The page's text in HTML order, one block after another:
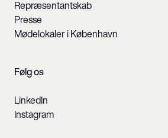
Repræsentantskab
Presse
Mødelokaler i København
Følg os
LinkedIn
Instagram